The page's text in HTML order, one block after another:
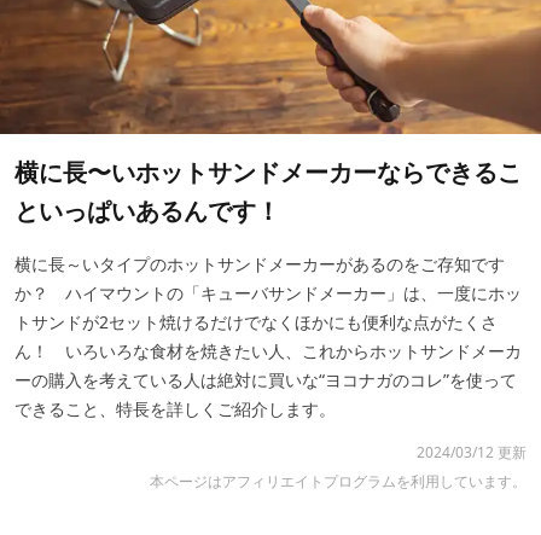
横に長〜いホットサンドメーカーならできるこ
といっぱいあるんです！
横に長～いタイプのホットサンドメーカーがあるのをご存知です
か？ ハイマウントの「キューバサンドメーカー」は、一度にホッ
トサンドが2セット焼けるだけでなくほかにも便利な点がたくさ
ん！ いろいろな食材を焼きたい人、これからホットサンドメーカ
ーの購入を考えている人は絶対に買いな“ヨコナガのコレ”を使って
できること、特長を詳しくご紹介します。
2024/03/12 更新
本ページはアフィリエイトプログラムを利用しています。